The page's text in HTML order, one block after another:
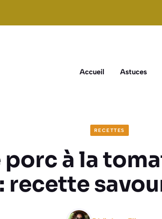
Accueil Astuces
RECETTES
à la
: recette